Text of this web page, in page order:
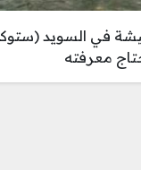
في السويد
معرفته